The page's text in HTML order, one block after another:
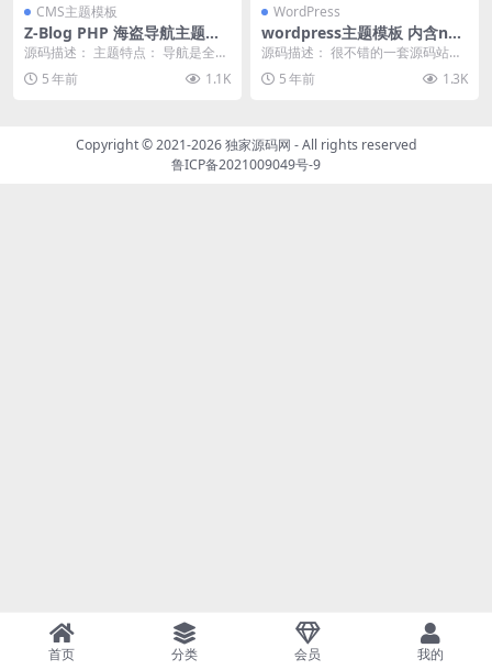
CMS主题模板
Z-Blog PHP 海盗导航主题模
板
源码描述： 主题特点： 导航是全
屏，可以多展示内容。 主题分导航
样式和文章样式，...
5 年前 1.1K
WordPress
wordpress主题模板 内含ne
wzhan2.60无授权版本 仿下
源码描述： 很不错的一套源码站源
码，有需要的自行下载研究吧。压
缩包里面有安装说明...
5 年前 1.3K
Copyright © 2021-2026独家源码网 - All rights reserved
鲁ICP备2021009049号-9
首页 分类 会员 我的